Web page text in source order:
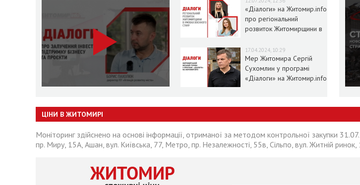
«Діалоги» на Житомир.info
про регіональний
розвиток Житомирщини в
17.04.2024, 10:29
Мер Житомира Сергій
Сухомлин у програмі
«Діалоги» на Житомир.info
ЦІНИ В ЖИТОМИРІ
Моніторинг здійснено на основі інформації, отриманої за методом контрольної закупки
пр. Миру, 15А, Ашан, вул. Київська, 77, Метро, пр. Незалежності, 55в, Сільпо, вул. Житній ринок,